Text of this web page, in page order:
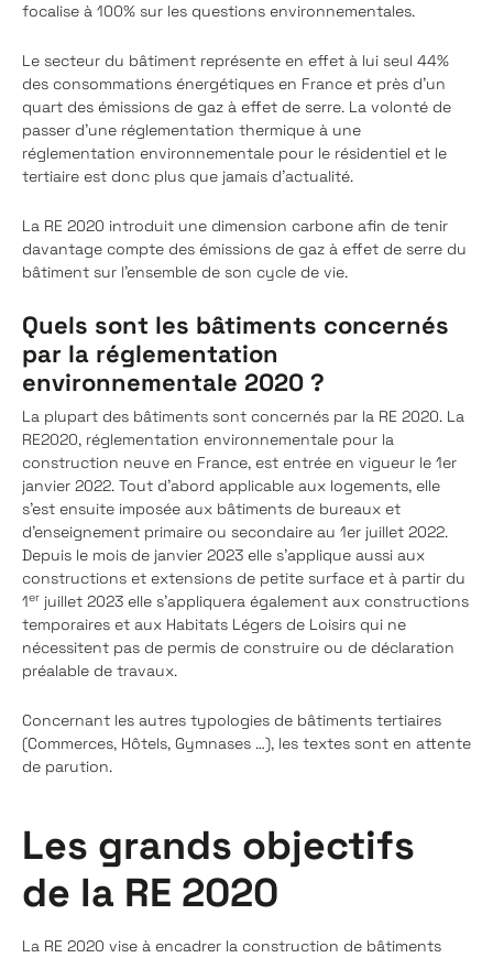
focalise à 100% sur les questions environnementales.
Le secteur du bâtiment représente en effet à lui seul 44%
des consommations énergétiques en France et près d’un
quart des émissions de gaz à effet de serre. La volonté de
passer d’une réglementation thermique à une
réglementation environnementale pour le résidentiel et le
tertiaire est donc plus que jamais d’actualité.
La RE 2020 introduit une dimension carbone afin de tenir
davantage compte des émissions de gaz à effet de serre du
bâtiment sur l’ensemble de son cycle de vie.
Quels sont les bâtiments concernés
par la réglementation
environnementale 2020 ?
La plupart des bâtiments sont concernés par la RE 2020. La
RE2020, réglementation environnementale pour la
construction neuve en France, est entrée en vigueur le 1er
janvier 2022. Tout d’abord applicable aux logements, elle
s’est ensuite imposée aux bâtiments de bureaux et
d'enseignement primaire ou secondaire au 1er juillet 2022.
Depuis le mois de janvier 2023 elle s’applique aussi aux
constructions et extensions de petite surface et à partir du
1er juillet 2023 elle s’appliquera également aux constructions
temporaires et aux Habitats Légers de Loisirs qui ne
nécessitent pas de permis de construire ou de déclaration
préalable de travaux.
Concernant les autres typologies de bâtiments tertiaires
(Commerces, Hôtels, Gymnases …), les textes sont en attente
de parution.
Les grands objectifs
de la RE 2020
La RE 2020 vise à encadrer la construction de bâtiments